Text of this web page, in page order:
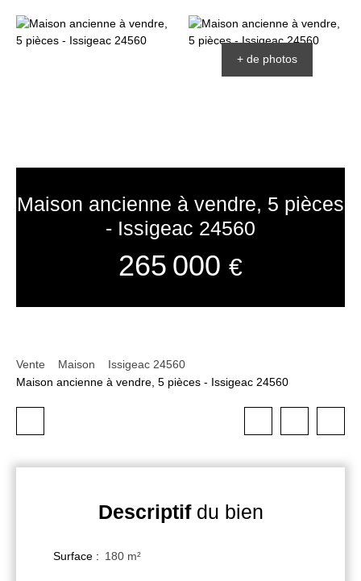
+ de photos
Maison ancienne à vendre, 5 pièces
- Issigeac 24560
265 000 €
Vente Maison
Issigeac 24560
Maison ancienne à vendre, 5 pièces - Issigeac 24560
Descriptifdu bien
Surface : 180 m²